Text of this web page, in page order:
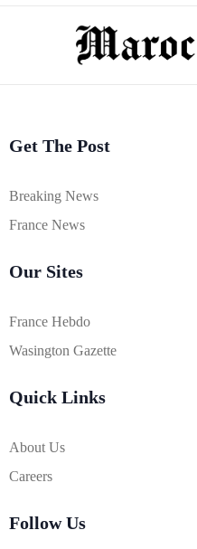
Get The Post
Breaking News
France News
Our Sites
France Hebdo
Wasington Gazette
Quick Links
About Us
Careers
Follow Us